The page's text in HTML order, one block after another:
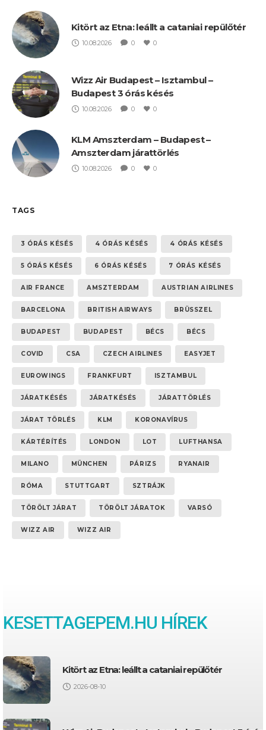
Kitört az Etna: leállt a cataniai repülőtér
10.08.2026 0 0
Wizz Air Budapest – Isztambul –
Budapest 3 órás késés
10.08.2026 0 0
KLM Amszterdam – Budapest –
Amszterdam járattörlés
10.08.2026 0 0
TAGS
3 ÓRÁS KÉSÉS 4 ÓRÁS KÉSÉS 4 ÓRÁS KÉSÉS
5 ÓRÁS KÉSÉS 6 ÓRÁS KÉSÉS 7 ÓRÁS KÉSÉS
AIR FRANCE AMSZTERDAM AUSTRIAN AIRLINES
BARCELONA BRITISH AIRWAYS BRÜSSZEL
BUDAPEST BUDAPEST BÉCS BÉCS
COVID CSA CZECH AIRLINES EASYJET
EUROWINGS FRANKFURT ISZTAMBUL
JÁRATKÉSÉS JÁRATKÉSÉS JÁRATTÖRLÉS
JÁRAT TÖRLÉS KLM KORONAVÍRUS
KÁRTÉRÍTÉS LONDON LOT LUFTHANSA
MILANO MÜNCHEN PÁRIZS RYANAIR
RÓMA STUTTGART SZTRÁJK
TÖRÖLT JÁRAT TÖRÖLT JÁRATOK VARSÓ
WIZZ AIR WIZZ AIR
KESETTAGEPEM.HU HÍREK
Kitört az Etna: leállt a cataniai repülőtér
2026-08-10